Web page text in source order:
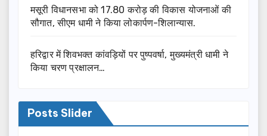
मसूरी विधानसभा को 17.80 करोड़ की विकास योजनाओं की
सौगात, सीएम धामी ने किया लोकार्पण-शिलान्यास.
हरिद्वार में शिवभक्त कांवड़ियों पर पुष्पवर्षा, मुख्यमंत्री धामी ने
किया चरण प्रक्षालन…
Posts Slider